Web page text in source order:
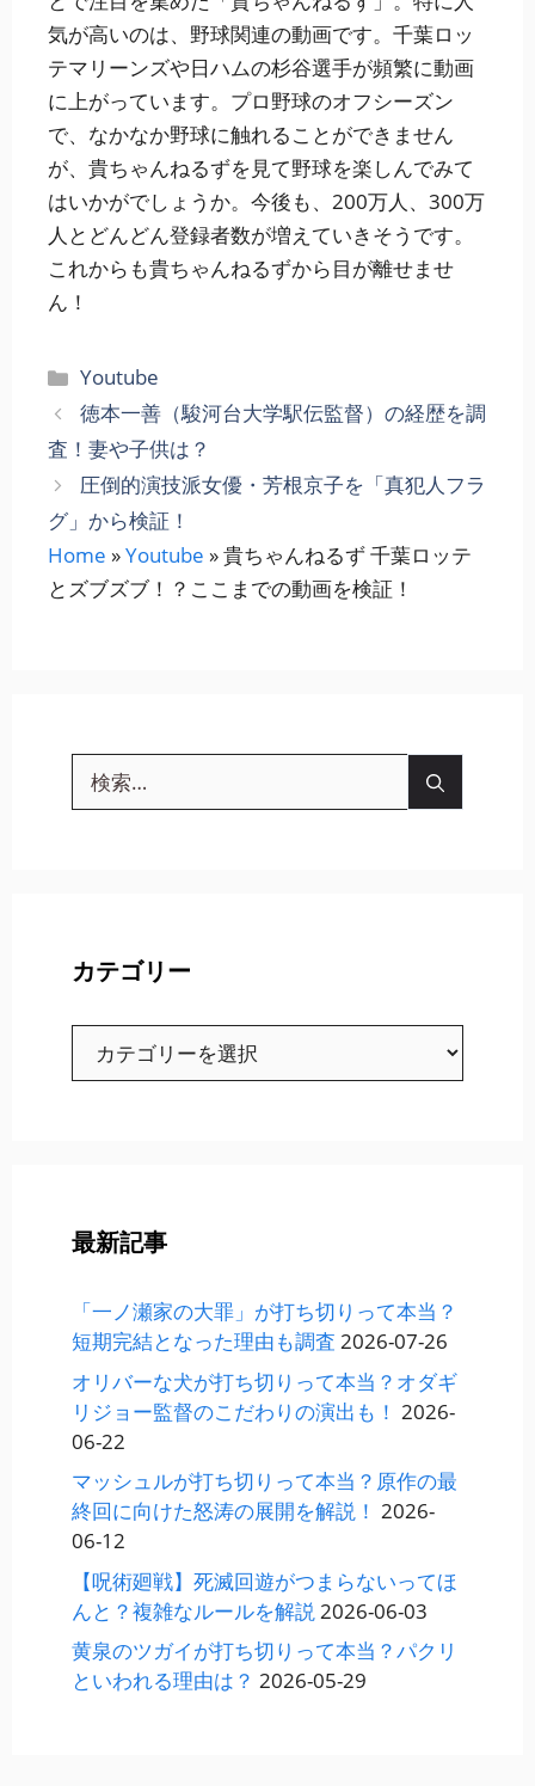
気が高いのは、野球関連の動画です。千葉ロッ
テマリーンズや日ハムの杉谷選手が頻繁に動画
に上がっています。プロ野球のオフシーズン
で、なかなか野球に触れることができません
が、貴ちゃんねるずを見て野球を楽しんでみて
はいかがでしょうか。今後も、200万人、300万
人とどんどん登録者数が増えていきそうです。
これからも貴ちゃんねるずから目が離せませ
ん！
カ
テ
ゴ
リ
ー
Youtube
徳本一善（駿河台大学駅伝監督）の経歴を調
査！妻や子供は？
圧倒的演技派女優・芳根京子を「真犯人フラ
グ」から検証！
Home »Youtube »貴ちゃんねるず 千葉ロッテ
とズブズブ！？ここまでの動画を検証！
索:
カテゴリー
最新記事
「一ノ瀬家の大罪」が打ち切りって本当？
短期完結となった理由も調査 2026-07-26
オリバーな犬が打ち切りって本当？オダギ
リジョー監督のこだわりの演出も！ 2026-
06-22
マッシュルが打ち切りって本当？原作の最
終回に向けた怒涛の展開を解説！ 2026-
06-12
【呪術廻戦】死滅回遊がつまらないってほ
んと？複雑なルールを解説2026-06-03
黄泉のツガイが打ち切りって本当？パクリ
といわれる理由は？ 2026-05-29